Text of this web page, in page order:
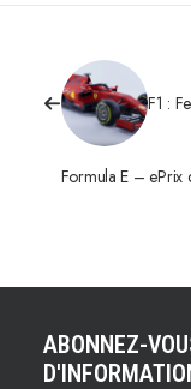
F1 :
Formula E – ePrix
ABONNEZ-